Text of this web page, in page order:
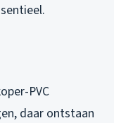
PVC
daar ontstaan